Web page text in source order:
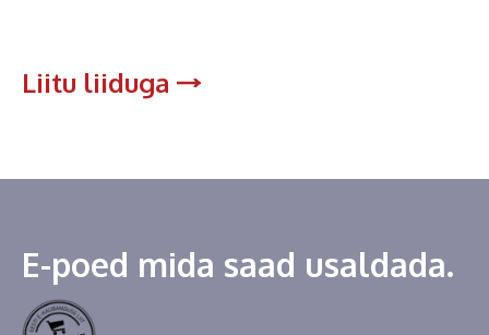
Liitu liiduga
E-poed mida saad usaldada.